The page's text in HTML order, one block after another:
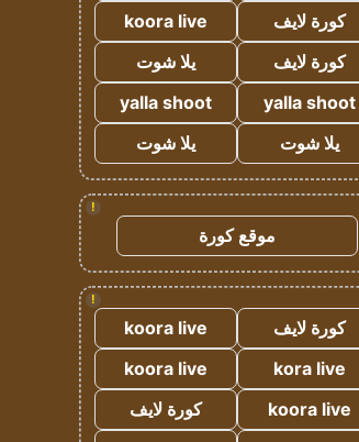
كورة لايف
koora live
كورة لايف
يلا شوت
yalla shoot
yalla shoot
يلا شوت
يلا شوت
!
موقع كورة
!
كورة لايف
koora live
kora live
koora live
koora live
كورة لايف